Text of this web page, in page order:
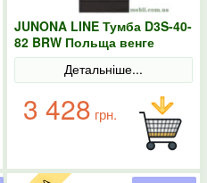
JUNONA LINE Тумба D3S-40-
82 BRW Польща венге
Детальніше...
3 428 грн.